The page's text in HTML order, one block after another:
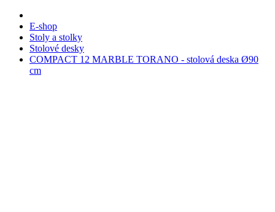
E-shop
Stoly a stolky
Stolové desky
COMPACT 12 MARBLE TORANO - stolová deska Ø90
cm